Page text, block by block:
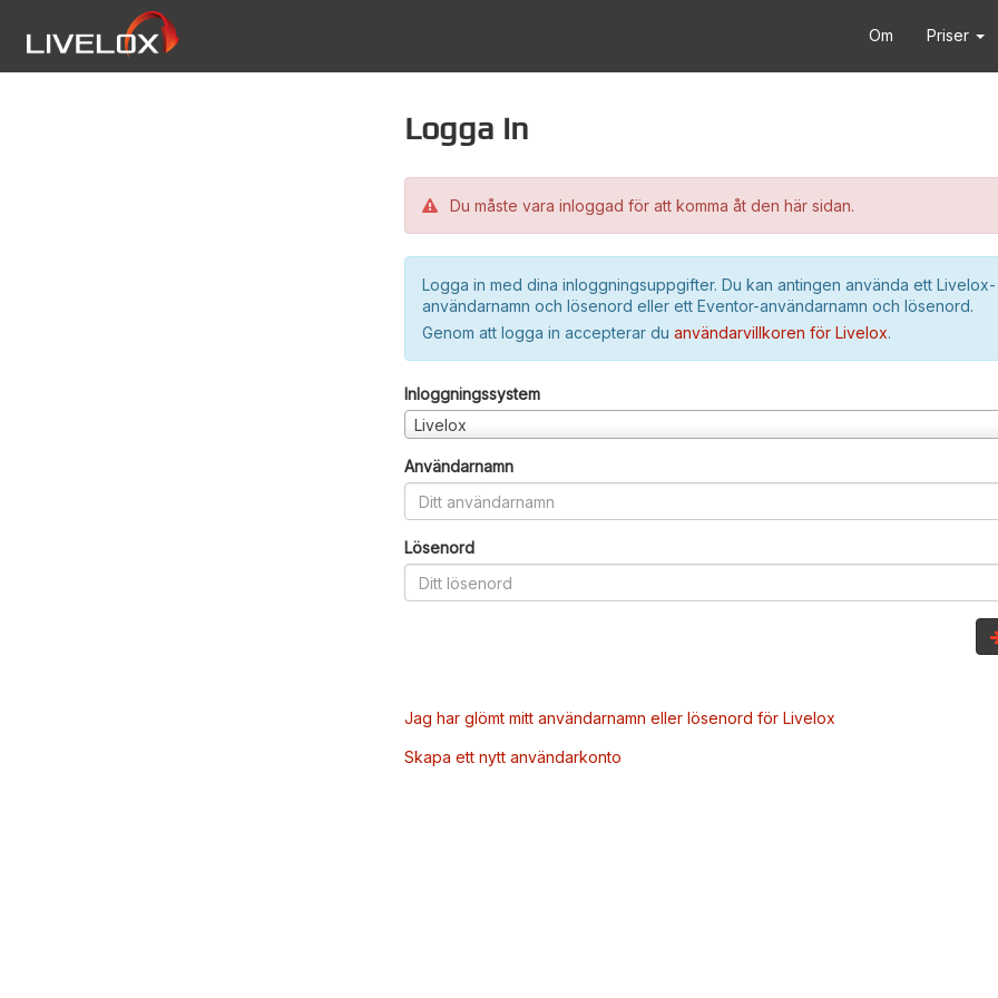
Om Priser
Logga in
Du måste vara inloggad för att komma åt den här sidan.
Logga in med dina inloggningsuppgifter. Du kan antingen använda ett Livelox-
användarnamn och lösenord eller ett Eventor-användarnamn och lösenord.
Genom att logga in accepterar du användarvillkoren för Livelox.
Inloggningssystem
Livelox
Användarnamn
Lösenord
Jag har glömt mitt användarnamn eller lösenord för Livelox
Skapa ett nytt användarkonto